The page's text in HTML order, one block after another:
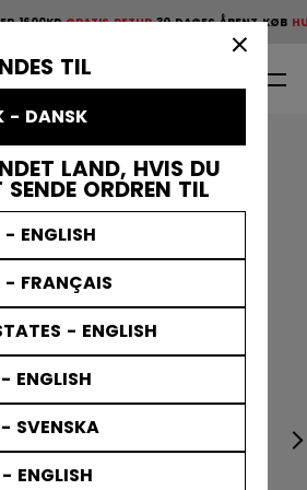
TIL
- DANSK
LAND, HVIS DU
ORDREN TIL
ENGLISH
FRANÇAIS
- ENGLISH
ENGLISH
SVENSKA
ENGLISH
scroll animation.
1600KRGRATIS RETUR30 DAGES ÅBENT KØB
Gratis retur 30
Målmandsbeskyttelse
& Blockers